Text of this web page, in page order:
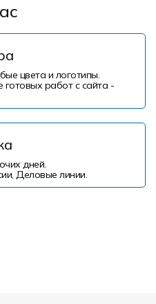
цвета и логотипы.
работ с сайта -
дней.
Деловые линии.